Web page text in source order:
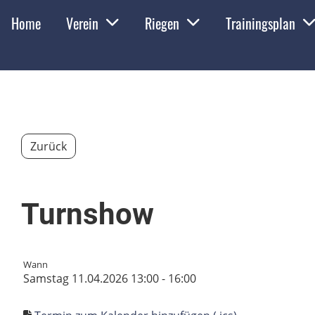
Home Verein Riegen Trainingsplan
Zurück
Turnshow
Wann
Samstag 11.04.2026 13:00 - 16:00